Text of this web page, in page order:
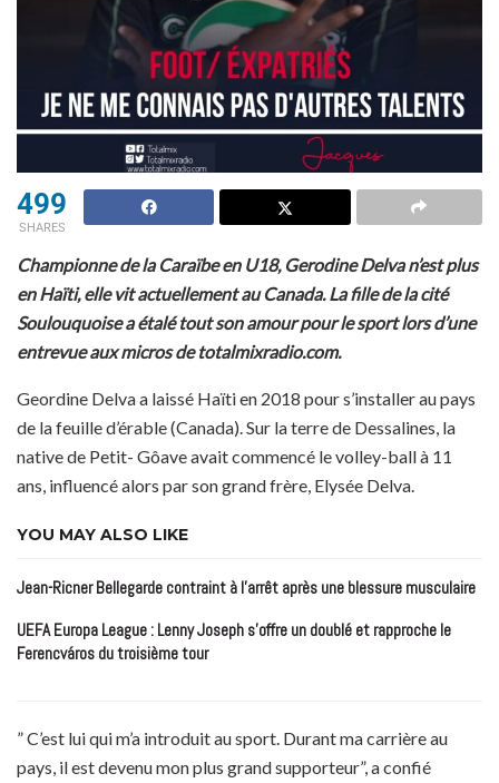
499
SHARES
Championne de la Caraïbe en U18, Gerodine Delva n’est plus
en Haïti, elle vit actuellement au Canada. La fille de la cité
Soulouquoise a étalé tout son amour pour le sport lors d’une
entrevue aux micros de totalmixradio.com.
Geordine Delva a laissé Haïti en 2018 pour s’installer au pays
de la feuille d’érable (Canada). Sur la terre de Dessalines, la
native de Petit- Gôave avait commencé le volley-ball à 11
ans, influencé alors par son grand frère, Elysée Delva.
YOU MAY ALSO LIKE
Jean-Ricner Bellegarde contraint à l’arrêt après une blessure musculaire
UEFA Europa League : Lenny Joseph s’offre un doublé et rapproche le
Ferencváros du troisième tour
” C’est lui qui m’a introduit au sport. Durant ma carrière au
pays, il est devenu mon plus grand supporteur”, a confié